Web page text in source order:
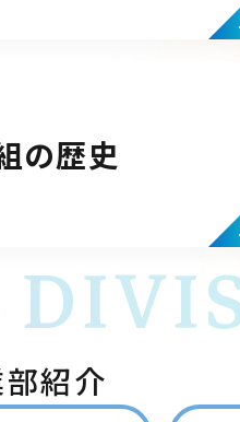
の歴史
紹介